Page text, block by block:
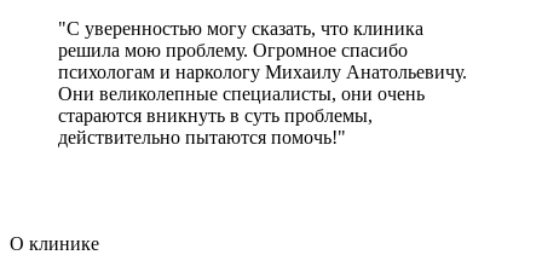
"С уверенностью могу сказать, что клиника
решила мою проблему. Огромное спасибо
психологам и наркологу Михаилу Анатольевичу.
Они великолепные специалисты, они очень
стараются вникнуть в суть проблемы,
действительно пытаются помочь!"
О клинике